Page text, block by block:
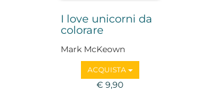
I love unicorni da
colorare
Mark McKeown
ACQUISTA
€ 9,90